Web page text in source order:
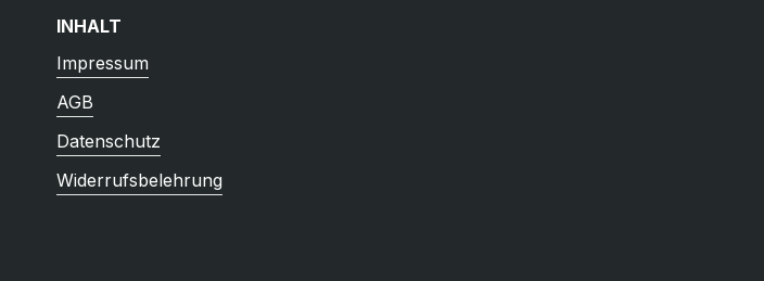
INHALT
Impressum
AGB
Datenschutz
Widerrufsbelehrung